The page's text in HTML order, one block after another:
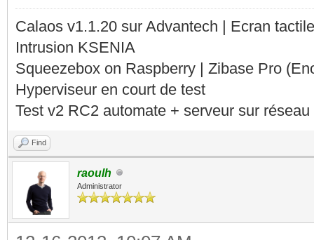
Calaos v1.1.20 sur Advantech | Ecran
Intrusion KSENIA
Squeezebox on Raspberry | Zibase Pro
Hyperviseur en court de test
Test v2 RC2 automate + serveur sur
Find
raoulh
Administrator